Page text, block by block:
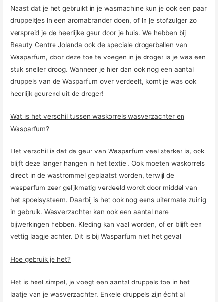
Naast dat je het gebruikt in je wasmachine kun je ook een paar
druppeltjes in een aromabrander doen, of in je stofzuiger zo
verspreid je de heerlijke geur door je huis. We hebben bij
Beauty Centre Jolanda ook de speciale drogerballen van
Wasparfum, door deze toe te voegen in je droger is je was een
stuk sneller droog. Wanneer je hier dan ook nog een aantal
druppels van de Wasparfum over verdeelt, komt je was ook
heerlijk geurend uit de droger!
Wat is het verschil tussen waskorrels wasverzachter en
Wasparfum?
Het verschil is dat de geur van Wasparfum veel sterker is, ook
blijft deze langer hangen in het textiel. Ook moeten waskorrels
direct in de wastrommel geplaatst worden, terwijl de
wasparfum zeer gelijkmatig verdeeld wordt door middel van
het spoelsysteem. Daarbij is het ook nog eens uitermate zuinig
in gebruik. Wasverzachter kan ook een aantal nare
bijwerkingen hebben. Kleding kan vaal worden, of er blijft een
vettig laagje achter. Dit is bij Wasparfum niet het geval!
Hoe gebruik je het?
Het is heel simpel, je voegt een aantal druppels toe in het
laatje van je wasverzachter. Enkele druppels zijn écht al